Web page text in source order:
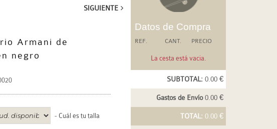
SIGUIENTE
Armani de
negro
- Cuál es tu talla
Datos de Compra
REF. CANT. PRECIO
La cesta está vacia.
SUBTOTAL: 0.00 €
Gastos de Envío0.00 €
TOTAL: 0.00 €